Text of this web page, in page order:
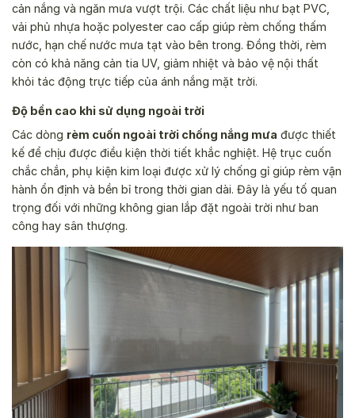
cản nắng và ngăn mưa vượt trội. Các chất liệu như bạt PVC,
vải phủ nhựa hoặc polyester cao cấp giúp rèm chống thấm
nước, hạn chế nước mưa tạt vào bên trong. Đồng thời, rèm
còn có khả năng cản tia UV, giảm nhiệt và bảo vệ nội thất
khỏi tác động trực tiếp của ánh nắng mặt trời.
Độ bền cao khi sử dụng ngoài trời
Các dòng rèm cuốn ngoài trời chống nắng mưa được thiết
kế để chịu được điều kiện thời tiết khắc nghiệt. Hệ trục cuốn
chắc chắn, phụ kiện kim loại được xử lý chống gỉ giúp rèm vận
hành ổn định và bền bỉ trong thời gian dài. Đây là yếu tố quan
trọng đối với những không gian lắp đặt ngoài trời như ban
công hay sân thượng.